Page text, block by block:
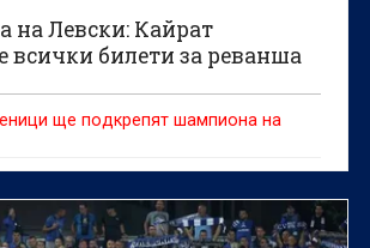
на Левски: Кайрат
всички билети за реванша
ще подкрепят шампиона на